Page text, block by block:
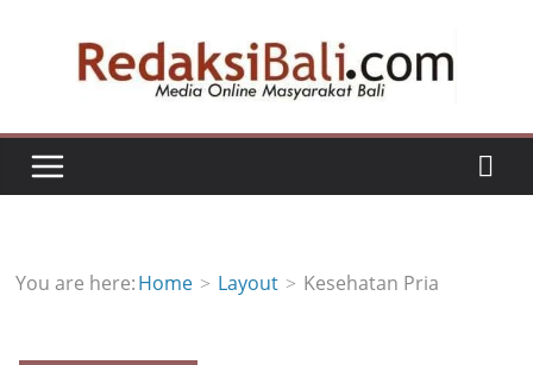
You are here:Home Layout Kesehatan Pria